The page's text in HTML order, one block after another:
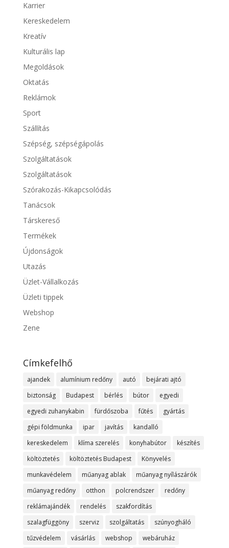
Karrier
Kereskedelem
Kreatív
Kulturális lap
Megoldások
Oktatás
Reklámok
Sport
Szállítás
Szépség, szépségápolás
Szolgáltatások
Szolgáltatások
Szórakozás-Kikapcsolódás
Tanácsok
Társkereső
Termékek
Újdonságok
Utazás
Üzlet-Vállalkozás
Üzleti tippek
Webshop
Zene
Címkefelhő
ajandek alumínium redőny autó
bejárati ajtó
biztonság
Budapest bérlés bútor
egyedi
egyedi zuhanykabin
fürdőszoba fűtés
gyártás
gépi földmunka
ipar javítás
kandalló
kereskedelem
klíma szerelés konyhabútor
készítés
költöztetés
költöztetés Budapest
Könyvelés
munkavédelem
műanyag ablak
műanyag nyílászárók
műanyag redőny
otthon polcrendszer
redőny
reklámajándék
rendelés
szakfordítás
szalagfüggöny
szerviz szolgáltatás
szúnyogháló
tűzvédelem
vásárlás webshop webáruház